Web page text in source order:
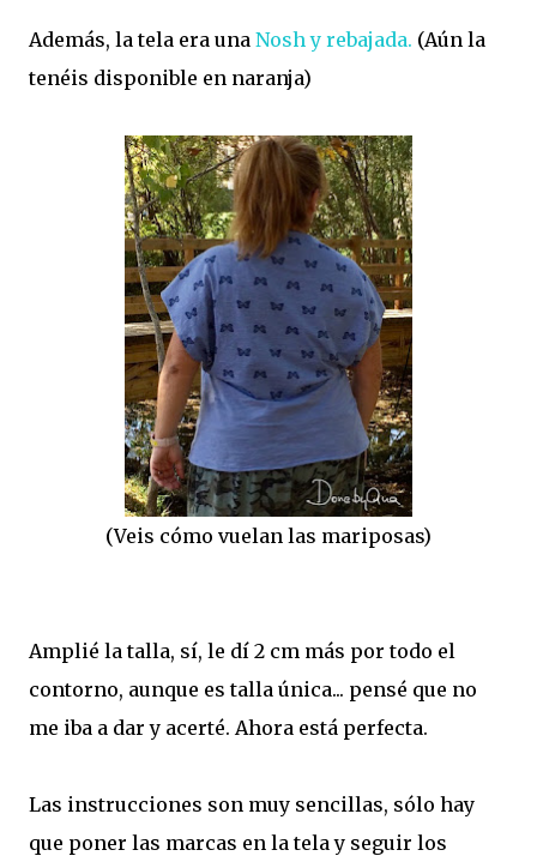
Además, la tela era una Nosh y rebajada. (Aún la
tenéis disponible en naranja)
(Veis cómo vuelan las mariposas)
Amplié la talla, sí, le dí 2 cm más por todo el
contorno, aunque es talla única... pensé que no
me iba a dar y acerté. Ahora está perfecta.
Las instrucciones son muy sencillas, sólo hay
que poner las marcas en la tela y seguir los